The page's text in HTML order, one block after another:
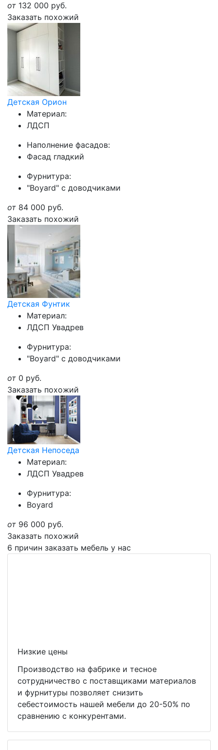
от 132 000 руб.
Заказать похожий
Детская Орион
Материал:
ЛДСП
Наполнение фасадов:
Фасад гладкий
Фурнитура:
"Boyard" с доводчиками
от 84 000 руб.
Заказать похожий
Детская Фунтик
Материал:
ЛДСП Увадрев
Фурнитура:
"Boyard" с доводчиками
от 0 руб.
Заказать похожий
Детская Непоседа
Материал:
ЛДСП Увадрев
Фурнитура:
Boyard
от 96 000 руб.
Заказать похожий
6 причин заказать мебель у нас
Низкие цены
Производство на фабрике и тесное
сотрудничество с поставщиками материалов
и фурнитуры позволяет снизить
себестоимость нашей мебели до 20-50% по
сравнению с конкурентами.